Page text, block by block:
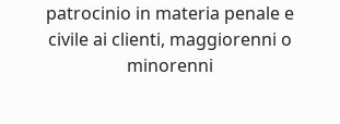
patrocinio in materia penale e
civile ai clienti, maggiorenni o
minorenni